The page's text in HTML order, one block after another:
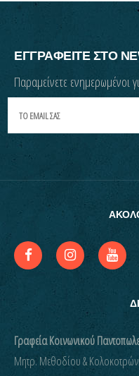
ΕΓΓΡΑΦΕΙΤΕ ΣΤΟ
Παραμείνετε ενημερωμένοι
Γραφεία Κοινωνικού
Μητρ. Μεθοδίου &